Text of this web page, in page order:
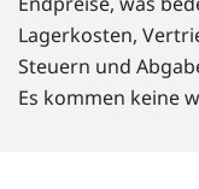
Lagerkosten,
Steuern und
Es kommen keine